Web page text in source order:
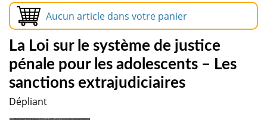
Aucun article dans votre panier
La Loi sur le système de justice
pénale pour les adolescents – Les
sanctions extrajudiciaires
Dépliant